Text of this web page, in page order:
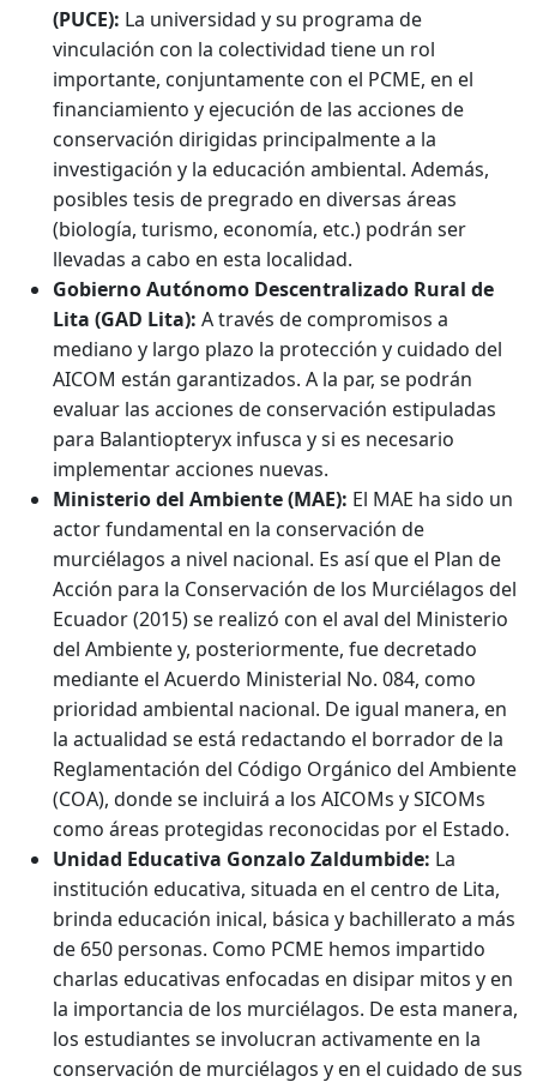
(PUCE): La universidad y su programa de
vinculación con la colectividad tiene un rol
importante, conjuntamente con el PCME, en el
financiamiento y ejecución de las acciones de
conservación dirigidas principalmente a la
investigación y la educación ambiental. Además,
posibles tesis de pregrado en diversas áreas
(biología, turismo, economía, etc.) podrán ser
llevadas a cabo en esta localidad.
Gobierno Autónomo Descentralizado Rural de
Lita (GAD Lita): A través de compromisos a
mediano y largo plazo la protección y cuidado del
AICOM están garantizados. A la par, se podrán
evaluar las acciones de conservación estipuladas
para Balantiopteryx infusca y si es necesario
implementar acciones nuevas.
Ministerio del Ambiente (MAE): El MAE ha sido un
actor fundamental en la conservación de
murciélagos a nivel nacional. Es así que el Plan de
Acción para la Conservación de los Murciélagos del
Ecuador (2015) se realizó con el aval del Ministerio
del Ambiente y, posteriormente, fue decretado
mediante el Acuerdo Ministerial No. 084, como
prioridad ambiental nacional. De igual manera, en
la actualidad se está redactando el borrador de la
Reglamentación del Código Orgánico del Ambiente
(COA), donde se incluirá a los AICOMs y SICOMs
como áreas protegidas reconocidas por el Estado.
Unidad Educativa Gonzalo Zaldumbide: La
institución educativa, situada en el centro de Lita,
brinda educación inical, básica y bachillerato a más
de 650 personas. Como PCME hemos impartido
charlas educativas enfocadas en disipar mitos y en
la importancia de los murciélagos. De esta manera,
los estudiantes se involucran activamente en la
conservación de murciélagos y en el cuidado de sus